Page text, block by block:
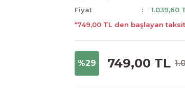
Fiyat
1.039,60
*749,00 TL den başlayan
%29 749,00 TL